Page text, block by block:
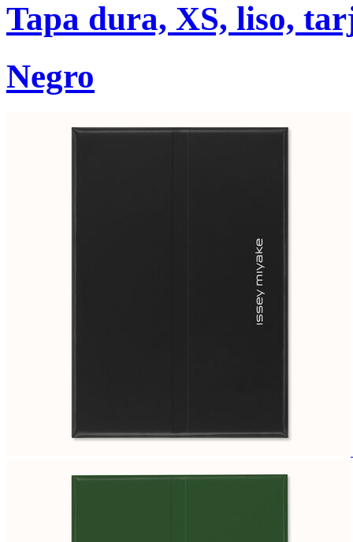
Tapa dura, XS, liso,
Negro